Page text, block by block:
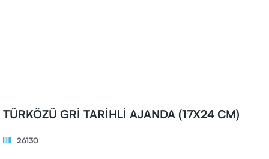
TÜRKÖZÜ GRİ TARİHLİ AJANDA (17X24 CM)
26130